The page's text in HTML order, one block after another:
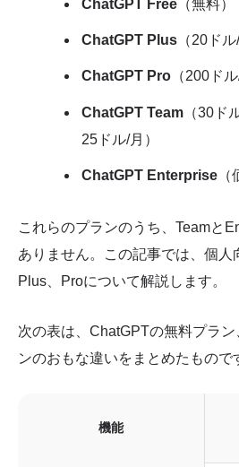
ChatGPT Free （無料）
ChatGPT Plus （20ドル
ChatGPT Pro （200ドル
ChatGPT Team （30ド
25ドル/月）
ChatGPT Enterprise
これらのプランのうち、Teamと
ありません。この記事では、個人
Plus、Proについて解説します。
次の表は、ChatGPTの無料プラ
ンのおもな違いをまとめたもので
機能